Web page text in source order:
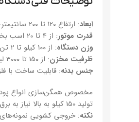
ابعاد: ارتفاع 120 تا 200 سانتیمتر-طول از 1 متر تا 3 متر-عرض 80 تا 150 سانتیمتر.
قدرت موتور: از 4 تا 20 اسب بخار (بسته به ظرفیت و نوع دستگاه).
وزن دستگاه: از 100 کیلو تا 2 تن بسته به ظرفیت میکسر.
ظرفیت مخزن: از 150 تا 3000 لیتر.
جنس بدنه: قابلیت ساخت با
تولید 150 کیلو به بالا نیاز به برق 3 فاز وجود دارد. قابلیت ساخت خروجی با شیر پروانه‌ای
نکته: خروجی کشویی